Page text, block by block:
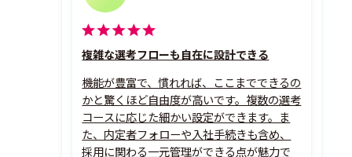
複雑な選考フローも自在に設計できる
機能が豊富で、慣れれば、ここまでできるの
かと驚くほど自由度が高いです。複数の選考
コースに応じた細かい設定ができます。ま
た、内定者フォローや入社手続きも含め、
採用に関わる一元管理ができる点が魅力で